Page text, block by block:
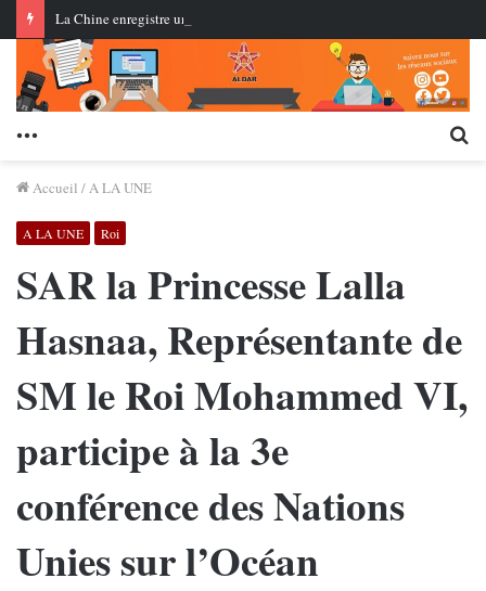
Accueil /A LA UNE
A LA UNE Roi
SAR la Princesse Lalla
Hasnaa, Représentante de
SM le Roi Mohammed VI,
participe à la 3e
conférence des Nations
Unies sur l’Océan